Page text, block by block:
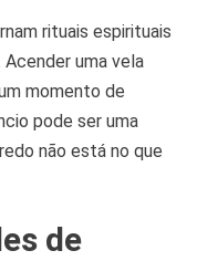
rituais espirituais
uma vela
momento de
pode ser uma
não está no que
de